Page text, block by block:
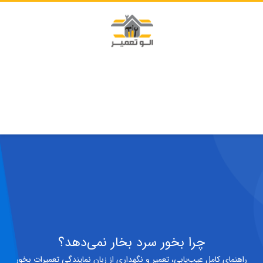
چرا بخور سرد بخار نمی‌دهد؟
راهنمای کامل عیب‌یابی، تعمیر و نگهداری از زبان نمایندگی تعمیرات بخور